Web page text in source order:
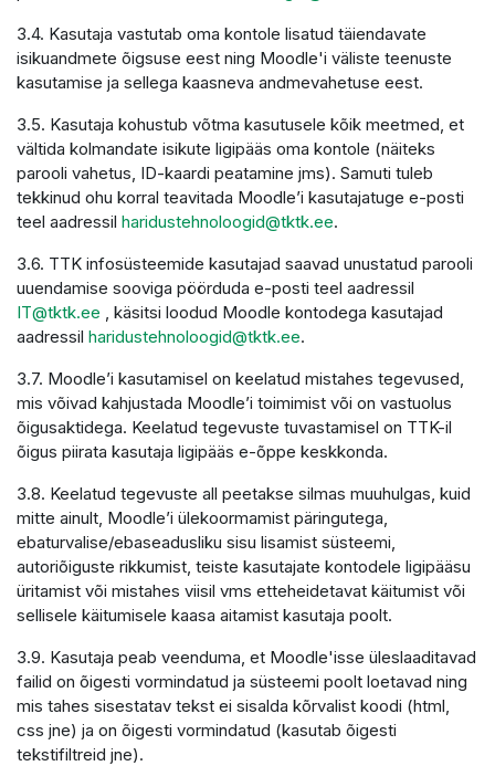
3.4. Kasutaja vastutab oma kontole lisatud täiendavate
isikuandmete õigsuse eest ning Moodle'i väliste teenuste
kasutamise ja sellega kaasneva andmevahetuse eest.
3.5. Kasutaja kohustub võtma kasutusele kõik meetmed, et
vältida kolmandate isikute ligipääs oma kontole (näiteks
parooli vahetus, ID-kaardi peatamine jms). Samuti tuleb
tekkinud ohu korral teavitada Moodle’i kasutajatuge e-posti
teel aadressil haridustehnoloogid@tktk.ee.
3.6. TTK infosüsteemide kasutajad saavad unustatud parooli
uuendamise sooviga pöörduda e-posti teel aadressil
IT@tktk.ee , käsitsi loodud Moodle kontodega kasutajad
aadressil haridustehnoloogid@tktk.ee.
3.7. Moodle’i kasutamisel on keelatud mistahes tegevused,
mis võivad kahjustada Moodle’i toimimist või on vastuolus
õigusaktidega. Keelatud tegevuste tuvastamisel on TTK-il
õigus piirata kasutaja ligipääs e-õppe keskkonda.
3.8. Keelatud tegevuste all peetakse silmas muuhulgas, kuid
mitte ainult, Moodle’i ülekoormamist päringutega,
ebaturvalise/ebaseadusliku sisu lisamist süsteemi,
autoriõiguste rikkumist, teiste kasutajate kontodele ligipääsu
üritamist või mistahes viisil vms etteheidetavat käitumist või
sellisele käitumisele kaasa aitamist kasutaja poolt.
3.9. Kasutaja peab veenduma, et Moodle'isse üleslaaditavad
failid on õigesti vormindatud ja süsteemi poolt loetavad ning
mis tahes sisestatav tekst ei sisalda kõrvalist koodi (html,
css jne) ja on õigesti vormindatud (kasutab õigesti
tekstifiltreid jne).